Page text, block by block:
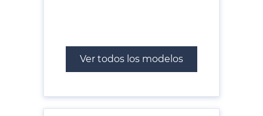
Ver todos los modelos